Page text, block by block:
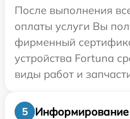
После выполнения
оплаты услуги Вы
фирменный
устройства Fortuna
виды работ и
5
Информирование